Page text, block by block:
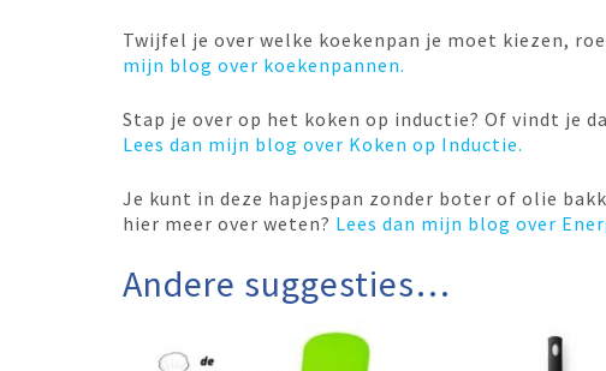
Twijfel je over welke koekenpan je moet kiezen,
mijn blog over koekenpannen.
Stap je over op het koken op inductie? Of vindt je
Lees dan mijn blog over Koken op Inductie.
Je kunt in deze hapjespan zonder boter of olie
hier meer over weten? Lees dan mijn blog over
Andere suggesties…